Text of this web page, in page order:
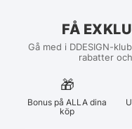
FÅ
Gå med i DDESIGN-
rabatter
🎁
Bonus på ALLA dina
köp